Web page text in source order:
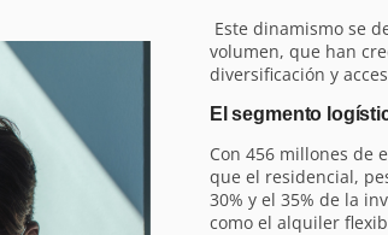
Este dinamismo se
volumen, que han
diversificación y
El segmento
Con 456 millones de
que el residencial,
30% y el 35% de la
como el alquiler